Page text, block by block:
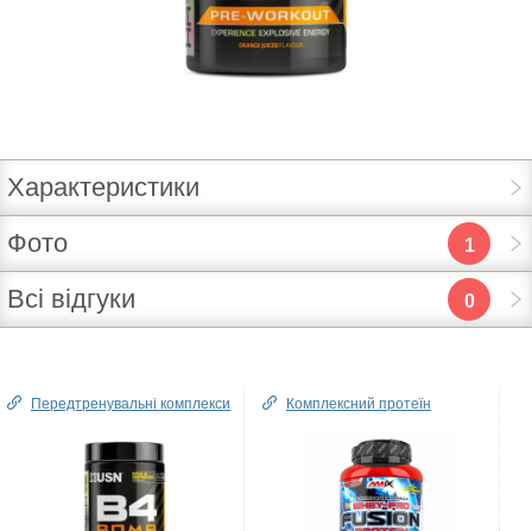
Характеристики
Фото
1
Всі відгуки 0
Передтренувальні комплекси Комплексний протеїн